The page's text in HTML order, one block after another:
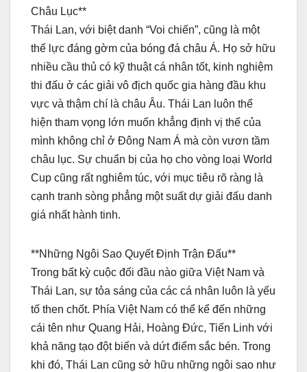
Châu Lục**
Thái Lan, với biệt danh “Voi chiến”, cũng là một
thế lực đáng gờm của bóng đá châu Á. Họ sở hữu
nhiều cầu thủ có kỹ thuật cá nhân tốt, kinh nghiệm
thi đấu ở các giải vô địch quốc gia hàng đầu khu
vực và thậm chí là châu Âu. Thái Lan luôn thể
hiện tham vọng lớn muốn khẳng định vị thế của
mình không chỉ ở Đông Nam Á mà còn vươn tầm
châu lục. Sự chuẩn bị của họ cho vòng loại World
Cup cũng rất nghiêm túc, với mục tiêu rõ ràng là
cạnh tranh sòng phẳng một suất dự giải đấu danh
giá nhất hành tinh.
**Những Ngôi Sao Quyết Định Trận Đấu**
Trong bất kỳ cuộc đối đầu nào giữa Việt Nam và
Thái Lan, sự tỏa sáng của các cá nhân luôn là yếu
tố then chốt. Phía Việt Nam có thể kể đến những
cái tên như Quang Hải, Hoàng Đức, Tiến Linh với
khả năng tạo đột biến và dứt điểm sắc bén. Trong
khi đó, Thái Lan cũng sở hữu những ngôi sao như